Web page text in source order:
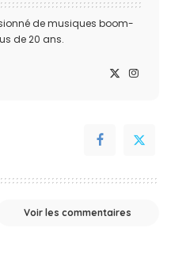
de musiques boom-
de 20 ans.
Voir les commentaires